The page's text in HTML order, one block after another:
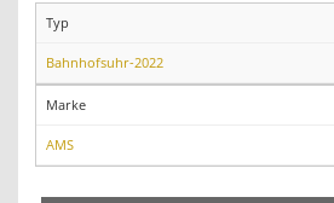
Typ
Bahnhofsuhr-2022
Marke
AMS